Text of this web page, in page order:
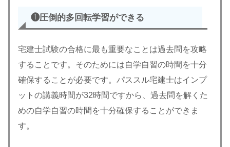
❶圧倒的多回転学習ができる
宅建士試験の合格に最も重要なことは過去問を攻略
することです。そのためには自学自習の時間を十分
確保することが必要です。パススル宅建士はインプ
ットの講義時間が32時間ですから、過去問を解くた
めの自学自習の時間を十分確保することができま
す。